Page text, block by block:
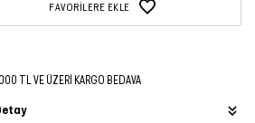
FAVORILERE EKLE
TL VE ÜZERİ KARGO BEDAVA